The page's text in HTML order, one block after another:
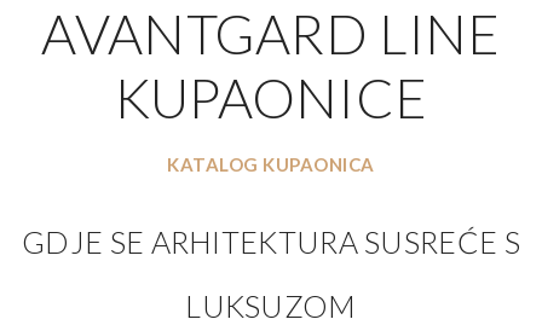
AVANTGARD LINE
KUPAONICE
KATALOG KUPAONICA
GDJE SE ARHITEKTURA SUSREĆE S
LUKSUZOM